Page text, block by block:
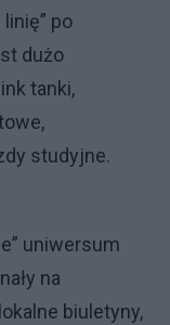
po
dużo
tanki,
studyjne.
uniwersum
na
biuletyny,